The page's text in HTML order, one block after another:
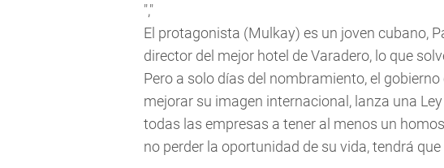
","
El protagonista (Mulkay) es un joven cubano,
director del mejor hotel de Varadero, lo que
Pero a solo días del nombramiento, el
mejorar su imagen internacional, lanza una
todas las empresas a tener al menos un
no perder la oportunidad de su vida, tendrá